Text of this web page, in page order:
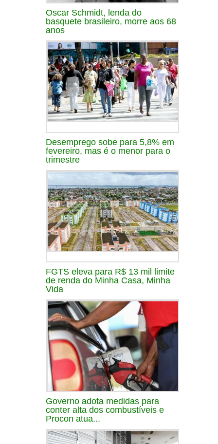
Oscar Schmidt, lenda do
basquete brasileiro, morre aos 68
anos
Desemprego sobe para 5,8% em
fevereiro, mas é o menor para o
trimestre
FGTS eleva para R$ 13 mil limite
de renda do Minha Casa, Minha
Vida
Governo adota medidas para
conter alta dos combustíveis e
Procon atua...